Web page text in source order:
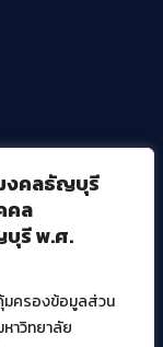
งคลธัญบุรี
คล
บุรี พ.ศ.
มครองข้อมูลส่วน
าวิทยาลัย